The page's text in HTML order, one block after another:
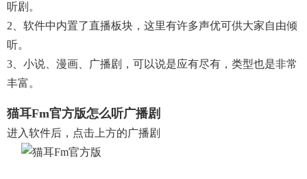
听剧。
2、软件中内置了直播板块，这里有许多声优可供大家自由倾
听。
3、小说、漫画、广播剧，可以说是应有尽有，类型也是非常
丰富。
猫耳fm官方版怎么听广播剧
进入软件后，点击上方的广播剧